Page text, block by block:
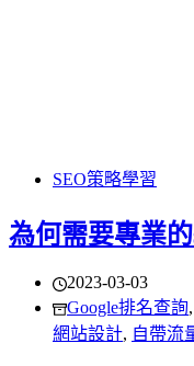
SEO策略學習
為何需要專業
2023-03-03
Google排名查詢,
網站設計, 自帶流